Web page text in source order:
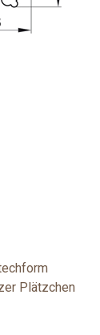
Plätzchen